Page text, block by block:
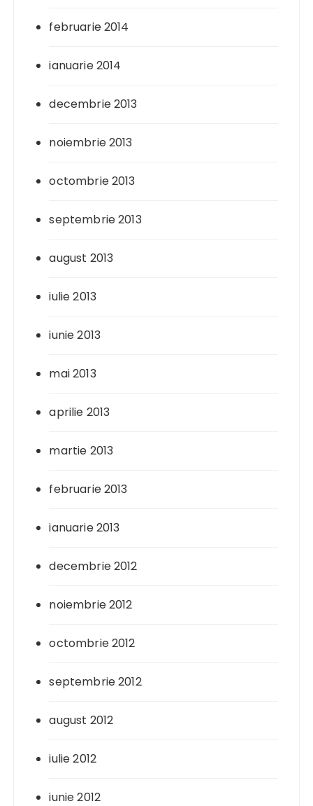
februarie 2014
ianuarie 2014
decembrie 2013
noiembrie 2013
octombrie 2013
septembrie 2013
august 2013
iulie 2013
iunie 2013
mai 2013
aprilie 2013
martie 2013
februarie 2013
ianuarie 2013
decembrie 2012
noiembrie 2012
octombrie 2012
septembrie 2012
august 2012
iulie 2012
iunie 2012